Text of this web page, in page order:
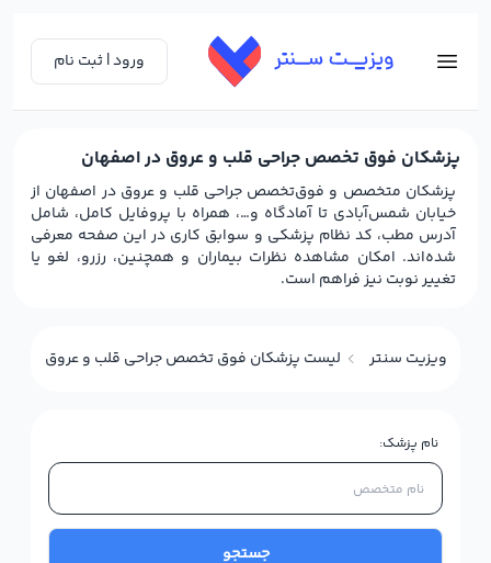
ورود | ثبت نام
پزشکان فوق تخصص جراحی قلب و عروق در اصفهان
پزشکان متخصص و فوق‌تخصص جراحی قلب و عروق در اصفهان از
خیابان شمس‌آبادی تا آمادگاه و…، همراه با پروفایل کامل، شامل
آدرس مطب، کد نظام پزشکی و سوابق کاری در این صفحه معرفی
شده‌اند. امکان مشاهده نظرات بیماران و همچنین، رزرو، لغو یا
تغییر نوبت نیز فراهم است.
ویزیت سنتر لیست پزشکان فوق تخصص جراحی قلب و عروق در
نام پزشک:
جستجو